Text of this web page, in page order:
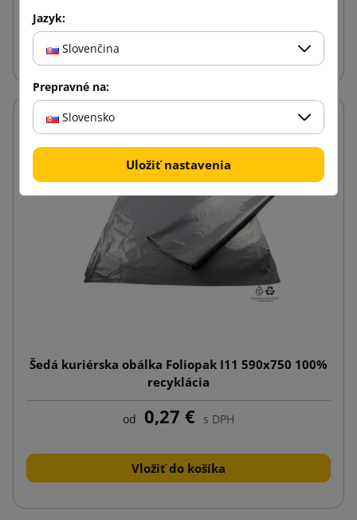
Šedá kuriérska obálka Foliopak I11 590x750 100%
recyklácia
od 0,27 € s DPH
Vložiť do košíka
Jazyk:
Slovenčina
Prepravné na:
Slovensko
Uložiť nastavenia